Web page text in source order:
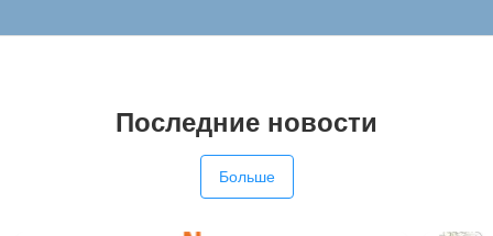
Последние новости
Больше